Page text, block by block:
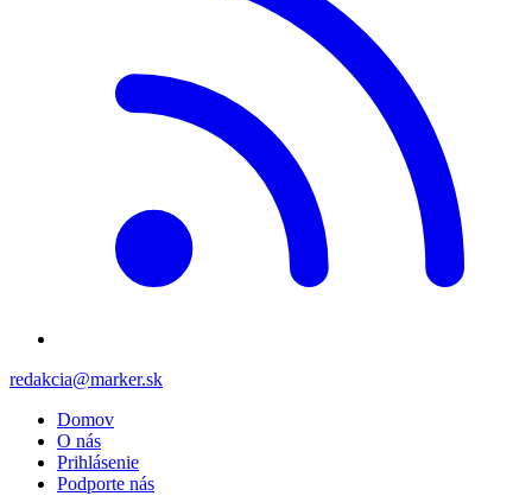
redakcia@marker.sk
Domov
O nás
Prihlásenie
Podporte nás